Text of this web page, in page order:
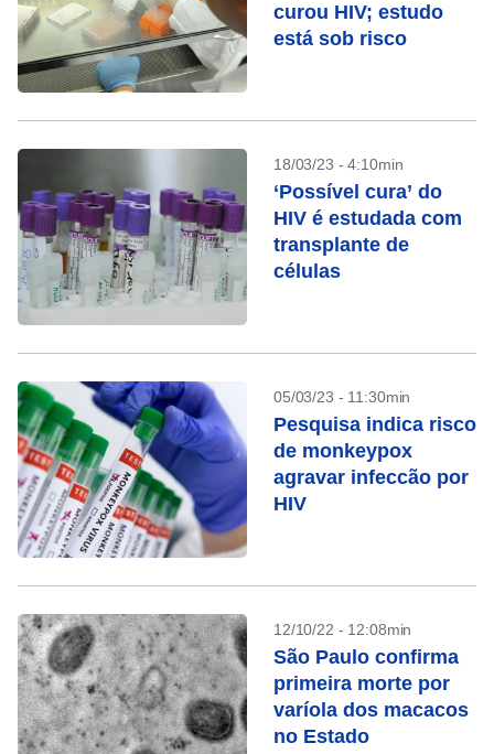
curou HIV; estudo
está sob risco
18/03/23 - 4:10min
‘Possível cura’ do
HIV é estudada com
transplante de
células
05/03/23 - 11:30min
Pesquisa indica risco
de monkeypox
agravar infeccão por
HIV
12/10/22 - 12:08min
São Paulo confirma
primeira morte por
varíola dos macacos
no Estado